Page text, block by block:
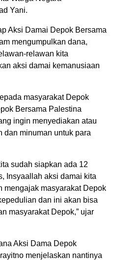
Yani.
Aksi Damai Depok Bersama
mengumpulkan dana,
relawan kita
aksi damai kemanusiaan
masyarakat Depok
Bersama Palestina
ingin menyediakan atau
dan minuman untuk para
sudah siapkan ada 12
Insyaallah aksi damai kita
mengajak masyarakat Depok
dan ini akan bisa
masyarakat Depok,” ujar
Aksi Dama Depok
menjelaskan nantinya